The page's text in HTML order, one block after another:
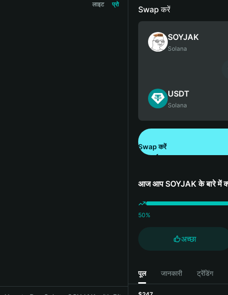
लाइट प्रो
Swap करें
SOYJAK
Solana
USDT
Solana
Swap करें
आज आप SOYJAK के बारे में
50%
अच्छा
पूल जानकारी ट्रेंडिंग